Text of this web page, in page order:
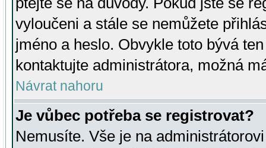
vyloučeni a stále se nemůžete
jméno a heslo. Obvykle toto bývá
kontaktujte administrátora, možná
Návrat nahoru
Je vůbec potřeba se registrovat?
Nemusíte. Vše je na